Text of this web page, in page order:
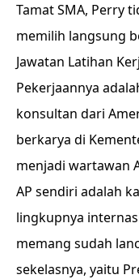
Tamat SMA, Perry
memilih langsung
Jawatan Latihan
Pekerjaannya
konsultan dari
berkarya di
menjadi wartawan
AP sendiri adalah
lingkupnya
memang sudah
sekelasnya, yaitu